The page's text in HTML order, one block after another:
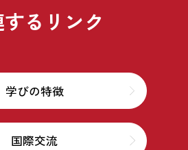
るリンク
学びの特徴
国際交流